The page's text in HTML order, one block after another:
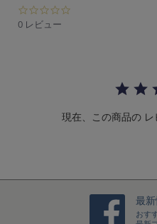
i
0 レビュー
現在、この商品の レ
最新
おす